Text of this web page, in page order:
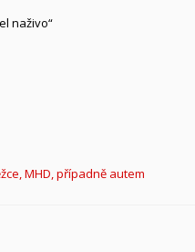
naživo“
MHD, případně autem